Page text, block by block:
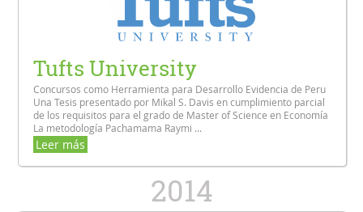
Tufts University
Concursos como Herramienta para Desarrollo Evidencia de Peru
Una Tesis presentado por Mikal S. Davis en cumplimiento parcial
de los requisitos para el grado de Master of Science en Economía
La metodología Pachamama Raymi ...
Leer más
2014